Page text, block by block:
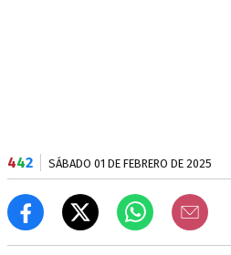
442 SÁBADO 01 DE FEBRERO DE 2025